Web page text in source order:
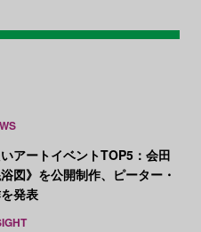
アートイベントTOP5：会田
図》を公開制作、ピーター・
発表